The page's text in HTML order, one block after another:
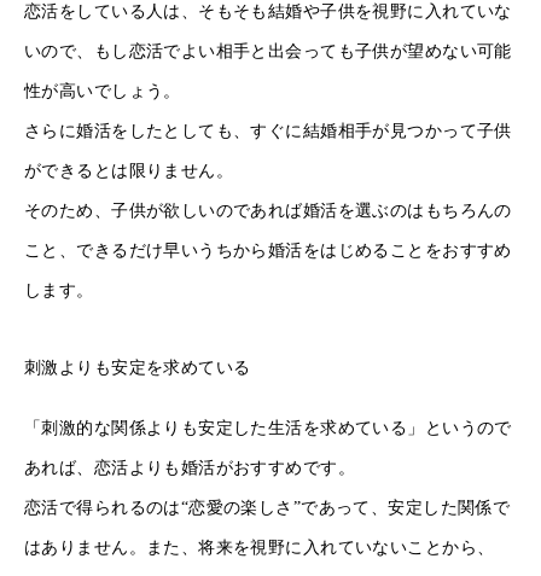
恋活をしている人は、そもそも結婚や子供を視野に入れていな
いので、もし恋活でよい相手と出会っても子供が望めない可能
性が高いでしょう。
さらに婚活をしたとしても、すぐに結婚相手が見つかって子供
ができるとは限りません。
そのため、子供が欲しいのであれば婚活を選ぶのはもちろんの
こと、できるだけ早いうちから婚活をはじめることをおすすめ
します。
刺激よりも安定を求めている
「刺激的な関係よりも安定した生活を求めている」というので
あれば、恋活よりも婚活がおすすめです。
恋活で得られるのは“恋愛の楽しさ”であって、安定した関係で
はありません。また、将来を視野に入れていないことから、